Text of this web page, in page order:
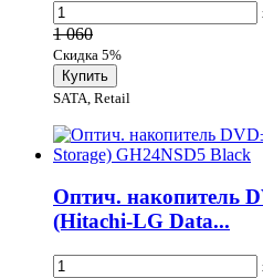
1 060
Скидка 5%
SATA, Retail
Оптич. накопитель
(Hitachi-LG Data...